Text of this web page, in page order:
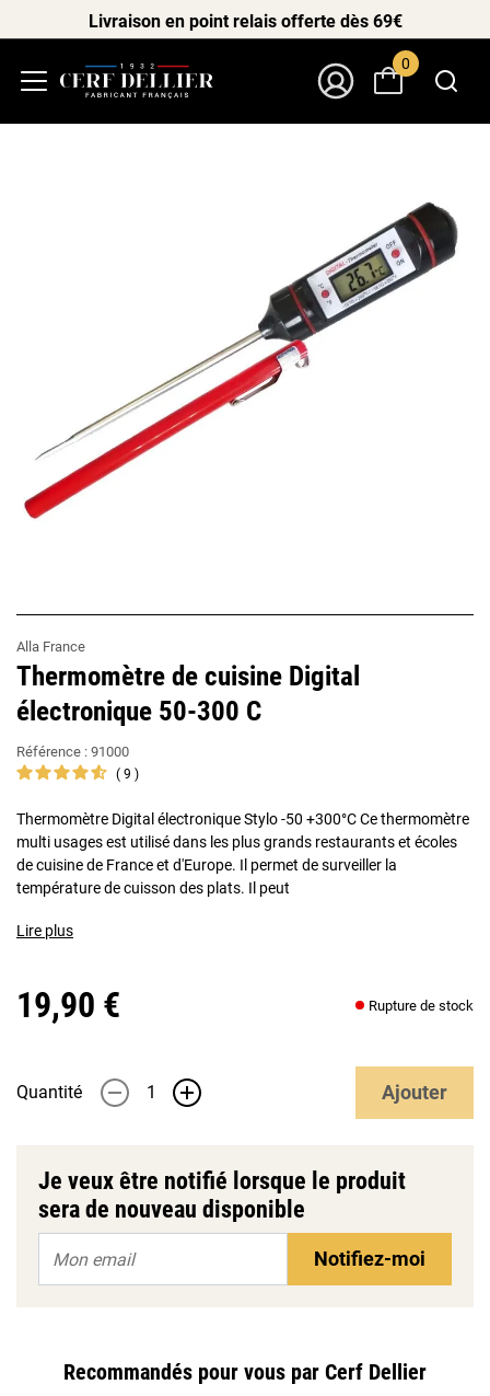
Livraison en point relais offerte dès 69€
0
Alla France
Thermomètre de cuisine Digital
électronique 50-300 C
Référence : 91000
9
Thermomètre Digital électronique Stylo -50 +300°C Ce thermomètre
multi usages est utilisé dans les plus grands restaurants et écoles
de cuisine de France et d'Europe. Il permet de surveiller la
température de cuisson des plats. Il peut
Lire plus
19,90 € Rupture de stock
Quantité - + Ajouter
Je veux être notifié lorsque le produit
sera de nouveau disponible
Notifiez-moi
Recommandés pour vous par Cerf Dellier